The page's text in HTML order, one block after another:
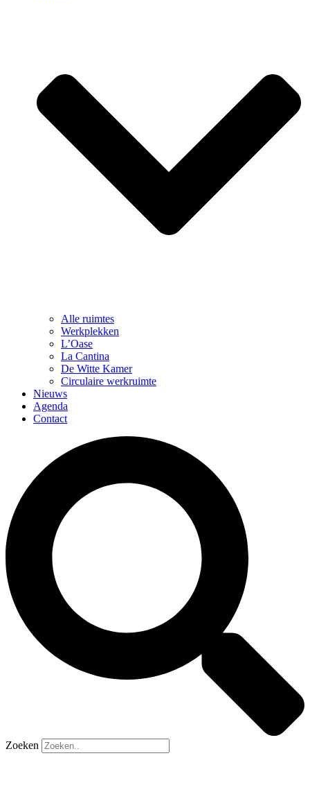
Alle ruimtes
Werkplekken
L’Oase
La Cantina
De Witte Kamer
Circulaire werkruimte
Nieuws
Agenda
Contact
Zoeken